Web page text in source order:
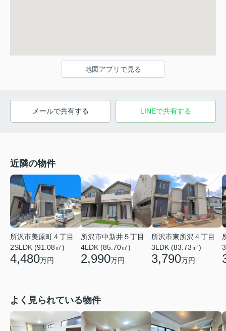
地図アプリで見る
メールで共有する LINEで共有する
近隣の物件
所沢市美原町４丁目
2SLDK (91.08㎡)
4,480万円
所沢市中新井５丁目
4LDK (85.70㎡)
2,990万円
所沢市東所沢４丁目
3LDK (83.73㎡)
3,790万円
よく見られている物件